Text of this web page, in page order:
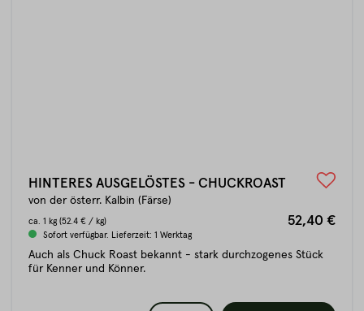
HINTERES AUSGELÖSTES - CHUCKROAST
von der österr. Kalbin (Färse)
ca. 1 kg (52.4 € / kg) 52,40 €
Sofort verfügbar. Lieferzeit: 1 Werktag
Auch als Chuck Roast bekannt - stark durchzogenes Stück
für Kenner und Könner.